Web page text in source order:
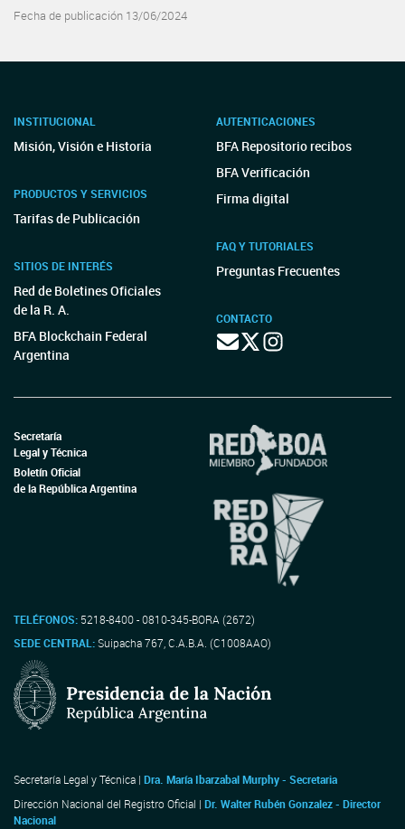
Fecha de publicación 13/06/2024
INSTITUCIONAL
Misión, Visión e Historia
PRODUCTOS Y SERVICIOS
Tarifas de Publicación
SITIOS DE INTERÉS
Red de Boletines Oficiales
de la R. A.
BFA Blockchain Federal
Argentina
AUTENTICACIONES
BFA Repositorio recibos
BFA Verificación
Firma digital
FAQ Y TUTORIALES
Preguntas Frecuentes
CONTACTO
Secretaría
Legal y Técnica
Boletín Oficial
de la República Argentina
TELÉFONOS: 5218-8400 - 0810-345-BORA (2672)
SEDE CENTRAL:Suipacha 767, C.A.B.A. (C1008AAO)
Secretaría Legal y Técnica | Dra. María Ibarzabal Murphy - Secretaria
Dirección Nacional del Registro Oficial | Dr. Walter Rubén Gonzalez - Director
Nacional